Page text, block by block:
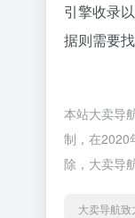
引擎收录
据则需要
本站大卖导
制，在2020
除，大卖导
大卖导航致